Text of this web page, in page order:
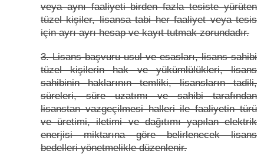
veya aynı faaliyeti birden fazla tesiste yürüten
tüzel kişiler, lisansa tabi her faaliyet veya tesis
için ayrı ayrı hesap ve kayıt tutmak zorundadır.
3. Lisans başvuru usul ve esasları, lisans sahibi
tüzel kişilerin hak ve yükümlülükleri, lisans
sahibinin haklarının temliki, lisansların tadili,
süreleri, süre uzatımı ve sahibi tarafından
lisanstan vazgeçilmesi halleri ile faaliyetin türü
ve üretimi, iletimi ve dağıtımı yapılan elektrik
enerjisi miktarına göre belirlenecek lisans
bedelleri yönetmelikle düzenlenir.